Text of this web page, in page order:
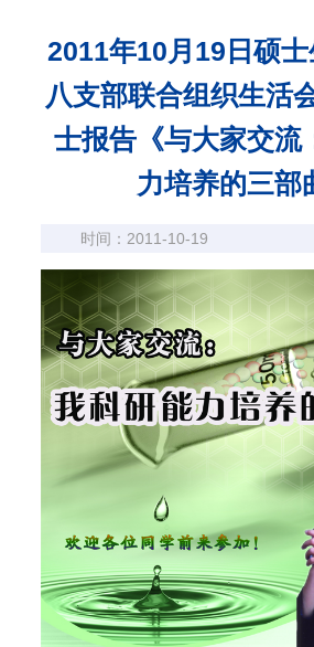
2011年10月19日硕
八支部联合组织生活
士报告《与大家交流
力培养的三部
时间：2011-10-19